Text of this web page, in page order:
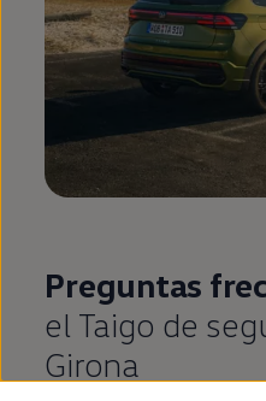
Preguntas
el Taigo de
Girona